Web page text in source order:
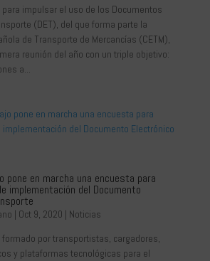
para impulsar el uso de los Documentos
(DET), del que forma parte la
de Transporte de Mercancías (CETM),
reunión del año con un triple objetivo:
a...
pone en marcha una encuesta para
implementación del Documento
| Oct 9, 2020 | Noticias
formado por transportistas, cargadores,
y plataformas tecnológicas para el